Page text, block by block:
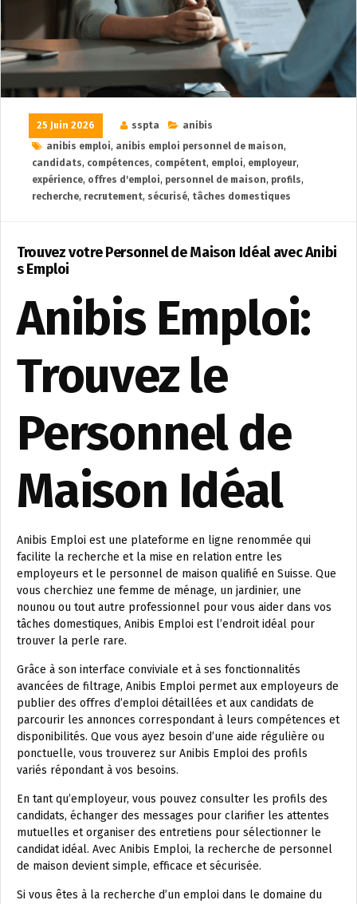
25 Juin 2026 sspta
anibis
anibis emploi, anibis emploi personnel de maison,
candidats, compétences, compétent, emploi, employeur,
expérience, offres d'emploi, personnel de maison, profils,
recherche, recrutement, sécurisé, tâches domestiques
Trouvez votre Personnel de Maison Idéal avec Anibi
s Emploi
Anibis Emploi:
Trouvez le
Personnel de
Maison Idéal
Anibis Emploi est une plateforme en ligne renommée qui
facilite la recherche et la mise en relation entre les
employeurs et le personnel de maison qualifié en Suisse. Que
vous cherchiez une femme de ménage, un jardinier, une
nounou ou tout autre professionnel pour vous aider dans vos
tâches domestiques, Anibis Emploi est l’endroit idéal pour
trouver la perle rare.
Grâce à son interface conviviale et à ses fonctionnalités
avancées de filtrage, Anibis Emploi permet aux employeurs de
publier des offres d’emploi détaillées et aux candidats de
parcourir les annonces correspondant à leurs compétences et
disponibilités. Que vous ayez besoin d’une aide régulière ou
ponctuelle, vous trouverez sur Anibis Emploi des profils
variés répondant à vos besoins.
En tant qu’employeur, vous pouvez consulter les profils des
candidats, échanger des messages pour clarifier les attentes
mutuelles et organiser des entretiens pour sélectionner le
candidat idéal. Avec Anibis Emploi, la recherche de personnel
de maison devient simple, efficace et sécurisée.
Si vous êtes à la recherche d’un emploi dans le domaine du